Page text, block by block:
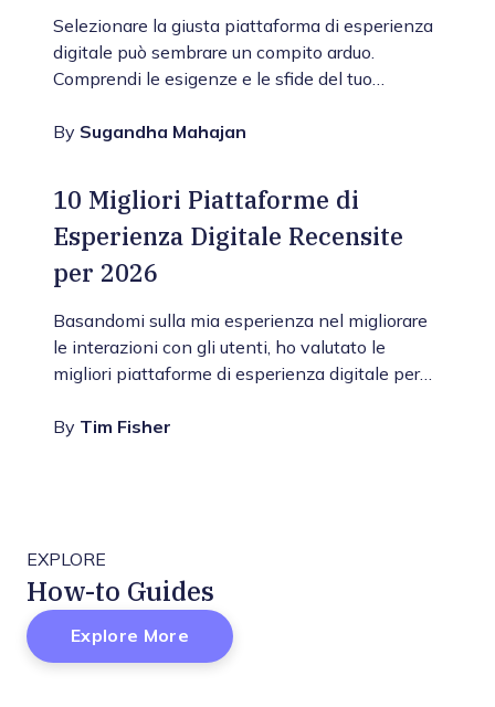
Selezionare la giusta piattaforma di esperienza
digitale può sembrare un compito arduo.
Comprendi le esigenze e le sfide del tuo…
By Sugandha Mahajan
10 Migliori Piattaforme di
Esperienza Digitale Recensite
per 2026
Basandomi sulla mia esperienza nel migliorare
le interazioni con gli utenti, ho valutato le
migliori piattaforme di esperienza digitale per…
By Tim Fisher
EXPLORE
How-to Guides
Explore More